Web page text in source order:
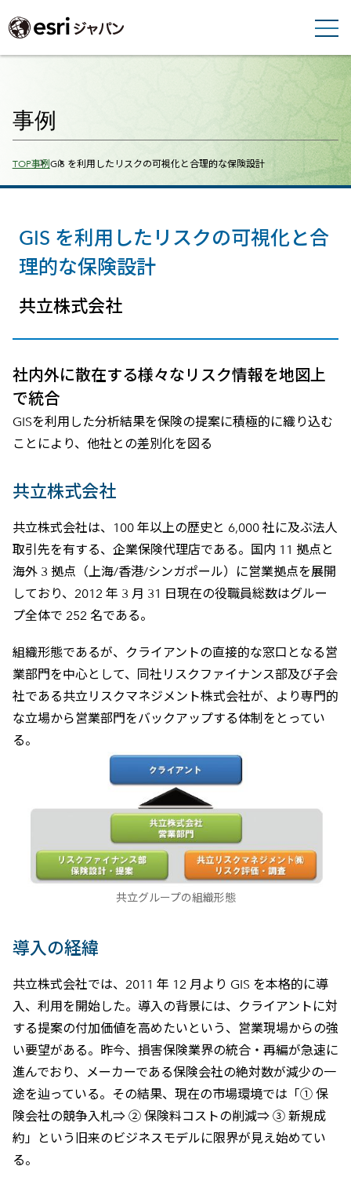
事例
Breadcrumbs
TOP事例GIS を利用したリスクの可視化と合理的な保険設計
GIS を利用したリスクの可視化と合
理的な保険設計
共立株式会社
社内外に散在する様々なリスク情報を地図上
で統合
GISを利用した分析結果を保険の提案に積極的に織り込む
ことにより、他社との差別化を図る
共立株式会社
共立株式会社は、100 年以上の歴史と 6,000 社に及ぶ法人
取引先を有する、企業保険代理店である。国内 11 拠点と
海外 3 拠点（上海/香港/シンガポール）に営業拠点を展開
しており、2012 年 3 月 31 日現在の役職員総数はグルー
プ全体で 252 名である。
組織形態であるが、クライアントの直接的な窓口となる営
業部門を中心として、同社リスクファイナンス部及び子会
社である共立リスクマネジメント株式会社が、より専門的
な立場から営業部門をバックアップする体制をとってい
る。
共立グループの組織形態
導入の経緯
共立株式会社では、2011 年 12 月より GIS を本格的に導
入、利用を開始した。導入の背景には、クライアントに対
する提案の付加価値を高めたいという、営業現場からの強
い要望がある。昨今、損害保険業界の統合・再編が急速に
進んでおり、メーカーである保険会社の絶対数が減少の一
途を辿っている。その結果、現在の市場環境では「① 保
険会社の競争入札⇒ ② 保険料コストの削減⇒ ③ 新規成
約」という旧来のビジネスモデルに限界が見え始めてい
る。